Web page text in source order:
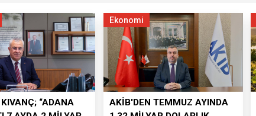
“ADANA
Ekonomi
AKİB'DEN TEMMUZ AYINDA